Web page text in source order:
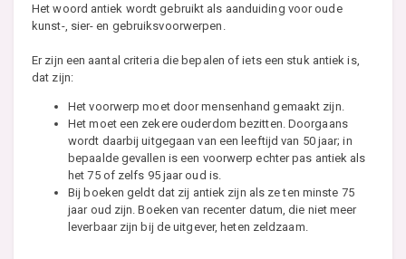
Het woord antiek wordt gebruikt als aanduiding voor oude
kunst-, sier- en gebruiksvoorwerpen.
Er zijn een aantal criteria die bepalen of iets een stuk antiek is,
dat zijn:
Het voorwerp moet door mensenhand gemaakt zijn.
Het moet een zekere ouderdom bezitten. Doorgaans
wordt daarbij uitgegaan van een leeftijd van 50 jaar; in
bepaalde gevallen is een voorwerp echter pas antiek als
het 75 of zelfs 95 jaar oud is.
Bij boeken geldt dat zij antiek zijn als ze ten minste 75
jaar oud zijn. Boeken van recenter datum, die niet meer
leverbaar zijn bij de uitgever, heten zeldzaam.